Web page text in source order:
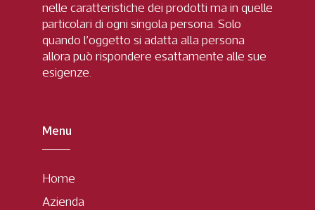
nelle caratteristiche dei prodotti ma in quelle
particolari di ogni singola persona. Solo
quando l’oggetto si adatta alla persona
allora può rispondere esattamente alle sue
esigenze.
Menu
Home
Azienda